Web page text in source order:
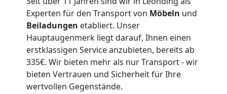
Experten für den Transport von Möbeln und
Beiladungen etabliert. Unser
Hauptaugenmerk liegt darauf, Ihnen einen
erstklassigen Service anzubieten, bereits ab
335€. Wir bieten mehr als nur Transport - wir
bieten Vertrauen und Sicherheit für Ihre
wertvollen Gegenstände.
Umzug
für
Senioren